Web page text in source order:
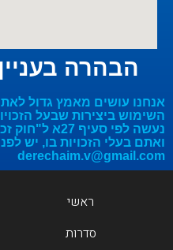
הבהרה בעניין
אנחנו עושים מאמץ גדול
השימוש ביצירות שבעל
נעשה לפי סעיף
ואתם בעלי הזכויות בו, יש
derechaim.v@gmail.com
ראשי
סדרות